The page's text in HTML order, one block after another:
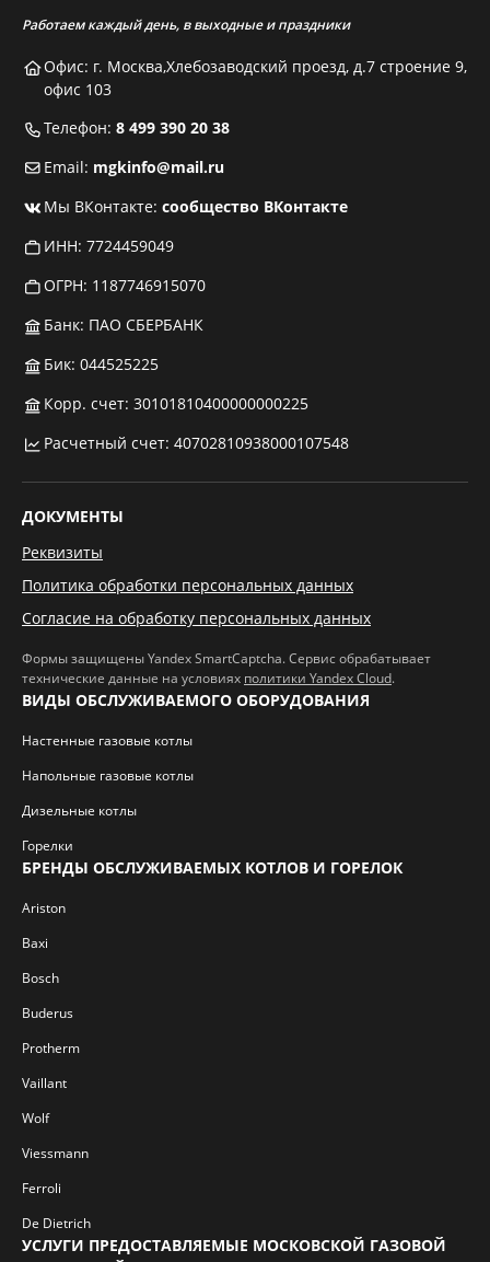
Работаем каждый день, в выходные и праздники
Офис: г. Москва,Хлебозаводский проезд, д.7 строение 9,
офис 103
Телефон: 8 499 390 20 38
Email: mgkinfo@mail.ru
Мы ВКонтакте: сообщество ВКонтакте
ИНН: 7724459049
ОГРН: 1187746915070
Банк: ПАО СБЕРБАНК
Бик: 044525225
Корр. счет: 30101810400000000225
Расчетный счет: 40702810938000107548
ДОКУМЕНТЫ
Реквизиты
Политика обработки персональных данных
Согласие на обработку персональных данных
Формы защищены Yandex SmartCaptcha. Сервис обрабатывает
технические данные на условиях политики Yandex Cloud.
ВИДЫ ОБСЛУЖИВАЕМОГО ОБОРУДОВАНИЯ
Настенные газовые котлы
Напольные газовые котлы
Дизельные котлы
Горелки
БРЕНДЫ ОБСЛУЖИВАЕМЫХ КОТЛОВ И ГОРЕЛОК
Ariston
Baxi
Bosch
Buderus
Protherm
Vaillant
Wolf
Viessmann
Ferroli
De Dietrich
УСЛУГИ ПРЕДОСТАВЛЯЕМЫЕ МОСКОВСКОЙ ГАЗОВОЙ